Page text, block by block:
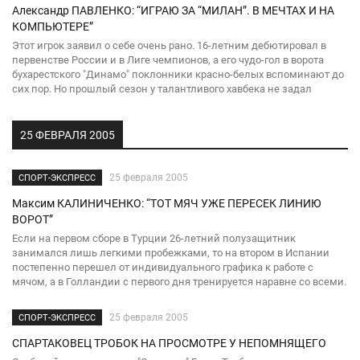
Александр ПАВЛЕНКО: “ИГРАЮ ЗА “МИЛАН”. В МЕЧТАХ И НА
КОМПЬЮТЕРЕ”
Этот игрок заявил о себе очень рано. 16-летним дебютировал в
первенстве России и в Лиге чемпионов, а его чудо-гол в ворота
бухарестского "Динамо" поклонники красно-белых вспоминают до
сих пор. Но прошлый сезон у талантливого хавбека не задал
25 ФЕВРАЛЯ 2005
СПОРТ-ЭКСПРЕСС 25 февраля 2005
Максим КАЛИНИЧЕНКО: “ТОТ МЯЧ УЖЕ ПЕРЕСЕК ЛИНИЮ
ВОРОТ”
Если на первом сборе в Турции 26-летний полузащитник
занимался лишь легкими пробежками, то на втором в Испании
постепенно перешел от индивидуального графика к работе с
мячом, а в Голландии с первого дня тренируется наравне со всеми.
СПОРТ-ЭКСПРЕСС 25 февраля 2005
СПАРТАКОВЕЦ ТРОБОК НА ПРОСМОТРЕ У НЕПОМНЯЩЕГО